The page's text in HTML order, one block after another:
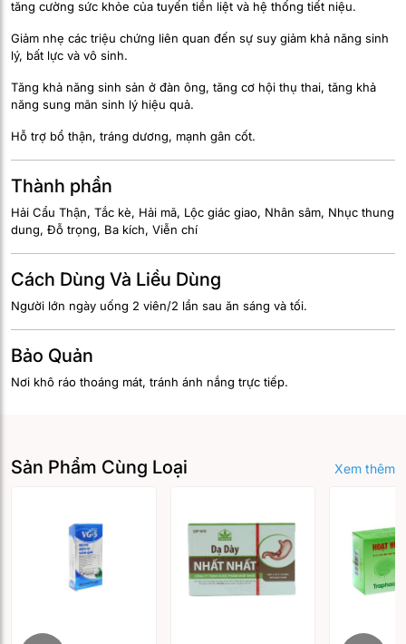
tăng cường sức khỏe của tuyến tiền liệt và hệ thống tiết niệu.
Giảm nhẹ các triệu chứng liên quan đến sự suy giảm khả năng sinh
lý, bất lực và vô sinh.
Tăng khả năng sinh sản ở đàn ông, tăng cơ hội thụ thai, tăng khả
năng sung mãn sinh lý hiệu quả.
Hỗ trợ bổ thận, tráng dương, mạnh gân cốt.
Thành phần
Hải Cẩu Thận, Tắc kè, Hải mã, Lộc giác giao, Nhân sâm, Nhục thung
dung, Đỗ trọng, Ba kích, Viễn chí
Cách Dùng Và Liều Dùng
Người lớn ngày uống 2 viên/2 lần sau ăn sáng và tối.
Bảo Quản
Nơi khô ráo thoáng mát, tránh ánh nắng trực tiếp.
Sản Phẩm Cùng Loại Xem thêm